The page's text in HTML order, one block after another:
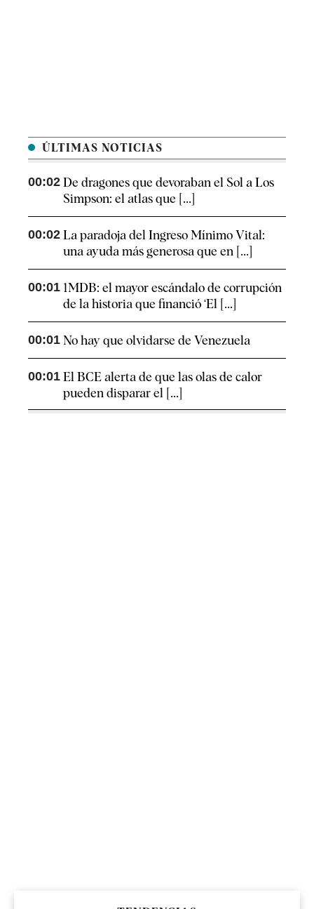
ÚLTIMAS NOTICIAS
00:02 De dragones que devoraban el Sol a Los
Simpson: el atlas que [...]
00:02 La paradoja del Ingreso Mínimo Vital:
una ayuda más generosa que en [...]
00:01 1MDB: el mayor escándalo de corrupción
de la historia que financió ‘El [...]
00:01 No hay que olvidarse de Venezuela
00:01 El BCE alerta de que las olas de calor
pueden disparar el [...]